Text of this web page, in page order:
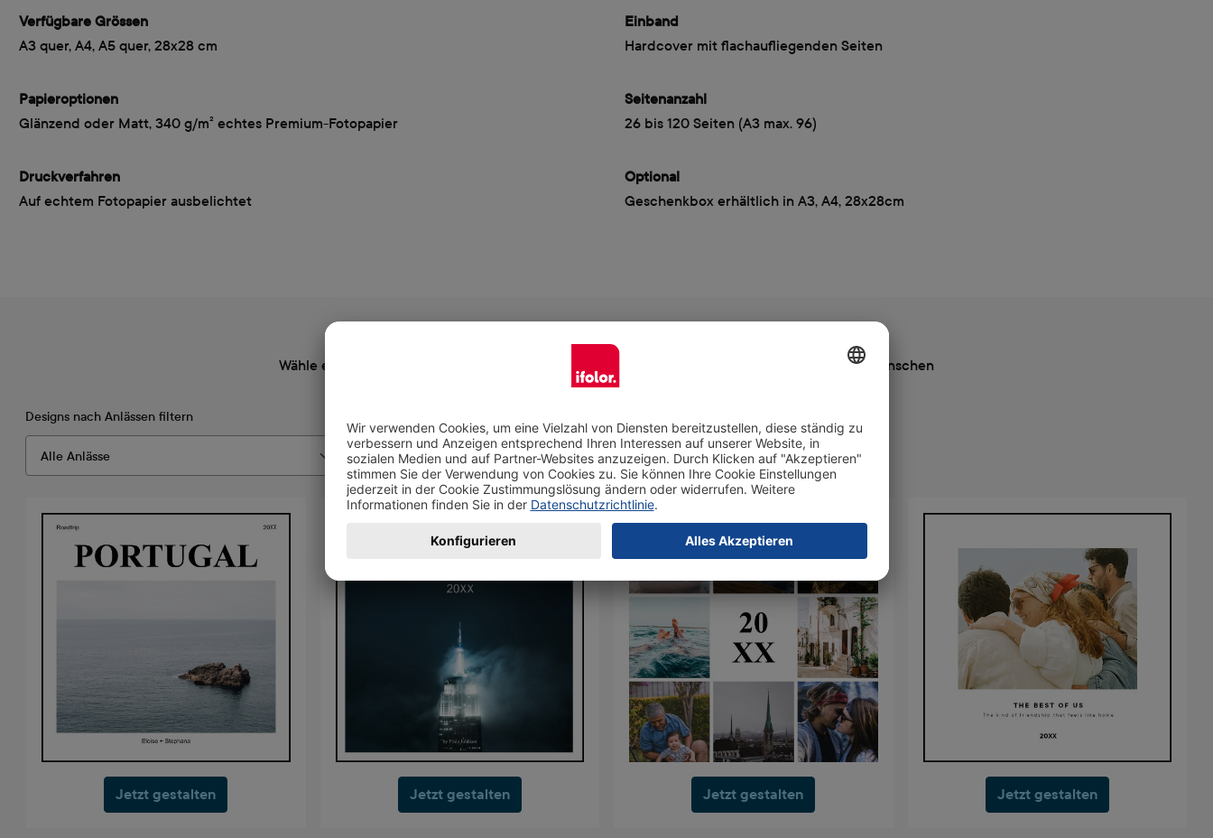
Verfügbare Grössen
A3 quer, A4, A5 quer, 28x28 cm
Papieroptionen
Glänzend oder Matt, 340 g/m² echtes Premium-Fotopapier
Druckverfahren
Auf echtem Fotopapier ausbelichtet
Einband
Hardcover mit flachaufliegenden Seiten
Seitenanzahl
26 bis 120 Seiten (A3 max. 96)
Optional
Geschenkbox erhältlich in A3, A4, 28x28cm
Jetzt gestalten
Wähle ein Design, das zu deinem Anlass passt, und gestalte dein Produkt ganz nach deinen Wünschen
Designs nach Anlässen filtern
Jetzt gestalten Jetzt gestalten Jetzt gestalten Jetzt gestalten